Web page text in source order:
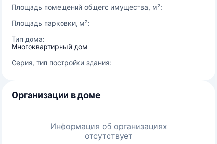
Площадь помещений общего имущества, м²:
Площадь парковки, м²:
Тип дома:
Многоквартирный дом
Серия, тип постройки здания:
Организации в доме
Информация об организациях
отсутствует